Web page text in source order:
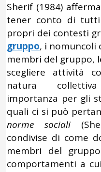
Sherif (1984)
tener conto di
propri dei contesti
gruppo, i nomuncoli
membri del gruppo,
scegliere attività
natura
importanza per gli
quali ci si può
norme sociali
condivise di come
membri del
comportamenti a